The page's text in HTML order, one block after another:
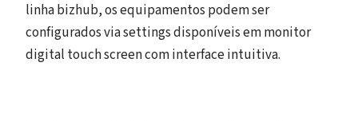
linha bizhub, os equipamentos podem ser
configurados via settings disponíveis em monitor
digital touch screen com interface intuitiva.